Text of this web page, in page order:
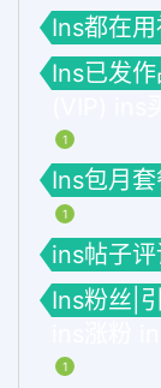
Ins都在
Ins已发
1
Ins包月
1
ins帖子
Ins粉丝|
1